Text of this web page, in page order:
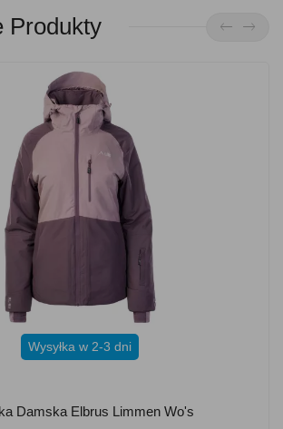
Produkty
Wysyłka w 2-3 dni
Damska Elbrus Limmen Wo's